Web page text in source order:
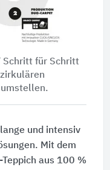
Schritt für Schritt
umstellen.
lange und intensiv
Mit dem
aus 100 %